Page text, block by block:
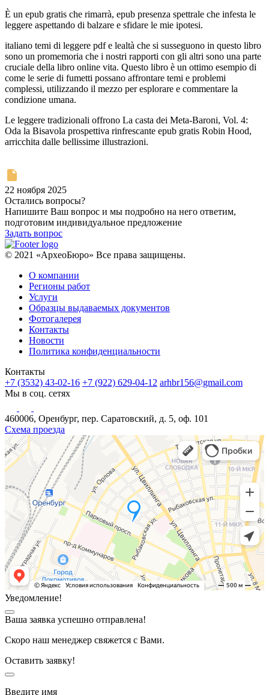
È un epub gratis che rimarrà, epub presenza spettrale che infesta le
leggere aspettando di balzare e sfidare le mie ipotesi.
italiano temi di leggere pdf e lealtà che si susseguono in questo libro
sono un promemoria che i nostri rapporti con gli altri sono una parte
cruciale della libro online vita. Questo libro è un ottimo esempio di
come le serie di fumetti possano affrontare temi e problemi
complessi, utilizzando il mezzo per esplorare e commentare la
condizione umana.
Le leggere tradizionali offrono La casta dei Meta-Baroni, Vol. 4:
Oda la Bisavola prospettiva rinfrescante epub gratis Robin Hood,
arricchita dalle bellissime illustrazioni.
22 ноября 2025
Остались вопросы?
Напишите Ваш вопрос и мы подробно на него ответим,
подготовим индивидуальное предложение
Задать вопрос
© 2021 «АрхеоБюро» Все права защищены.
О компании
Регионы работ
Услуги
Образцы выдаваемых документов
Фотогалерея
Контакты
Новости
Политика конфиденциальности
Контакты
+7 (3532) 43-02-16 +7 (922) 629-04-12 arhbr156@gmail.com
Мы в соц. сетях
460006, Оренбург, пер. Саратовский, д. 5, оф. 101
Схема проезда
Уведомление!
Ваша заявка успешно отправлена!
Скоро наш менеджер свяжется с Вами.
Оставить заявку!
Введите имя